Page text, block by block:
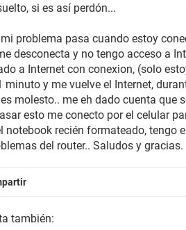
si es así perdón...
mi problema pasa cuando estoy
desconecta y no tengo acceso a
a Internet con conexion, (solo
minuto y me vuelve el Internet,
molesto.. me eh dado cuenta que
esto me conecto por el celular
notebook recién formateado, tengo
del router.. Saludos y gracias.
también: